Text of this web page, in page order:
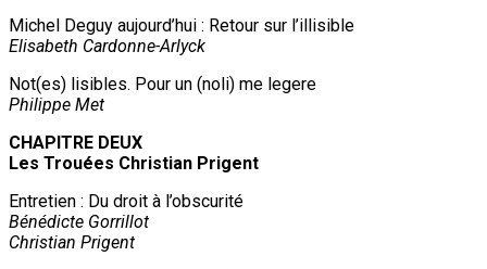
Michel Deguy aujourd’hui : Retour sur l’illisible
Elisabeth Cardonne-Arlyck
Not(es) lisibles. Pour un (noli) me legere
Philippe Met
CHAPITRE DEUX
Les Trouées Christian Prigent
Entretien : Du droit à l’obscurité
Bénédicte Gorrillot
Christian Prigent